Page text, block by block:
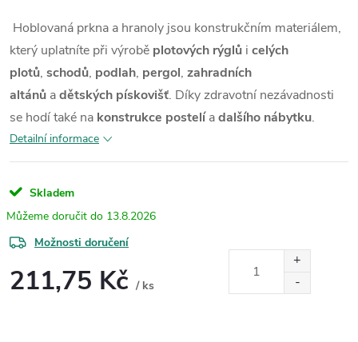
Hoblovaná prkna a hranoly jsou konstrukčním materiálem,
který uplatníte při výrobě plotových rýglů i celých
plotů, schodů, podlah, pergol, zahradních
altánů adětských pískovišť. Díky zdravotní nezávadnosti
se hodí také na konstrukce postelíadalšího nábytku.
Detailní informace
Skladem
13.8.2026
Možnosti doručení
211,75 Kč / ks